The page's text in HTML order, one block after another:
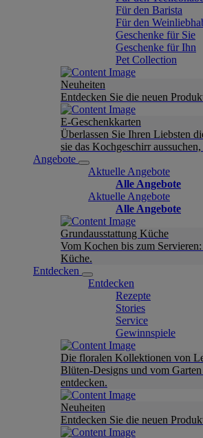
Für den Barista
Für den
Geschenke für Sie
Geschenke für Ihn
Pet Collection
Neuheiten
Entdecken Sie die neuen
E-Geschenkkarten
Überlassen Sie Ihren Liebsten
sie das Kochgeschirr aussuchen,
Angebote
Aktuelle Angebote
Alle Angebote
Aktuelle Angebote
Alle Angebote
Grundausstattung Küche
Vom Kochen bis zum
Küche.
Entdecken
Entdecken
Rezepte
Stories
Service
Gewinnspiele
Die floralen Kollektionen von
Blüten-Designs und vom
entdecken.
Neuheiten
Entdecken Sie die neuen